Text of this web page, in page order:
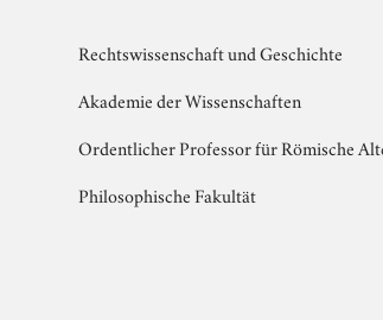
Rechtswissenschaft und Geschichte
Akademie der Wissenschaften
Ordentlicher Professor für Römische
Philosophische Fakultät